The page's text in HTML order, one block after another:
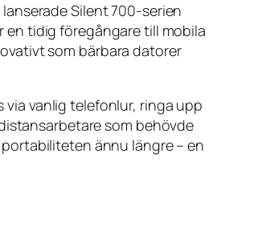
Silent 700-serien
en tidig föregångare till mobila
som bärbara datorer
vanlig telefonlur, ringa upp
som behövde
ännu längre – en